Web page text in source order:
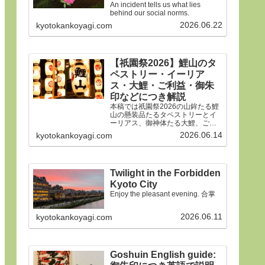
An incident tells us what lies
behind our social norms.
kyotokankoyagi.com 2026.06.22
【祇園祭2026】鯉山のタ
ペストリー・イーリア
ス・大鯉・ご利益・御朱
印などにつき解説
本稿では祇園祭2026の山鉾たる鯉
山の懸装品たるタペストリーとイ
ーリアス、御神体たる大鯉、ご利
益、御朱印などにつき詳細に解説
申しあげます。合掌
kyotokankoyagi.com 2026.06.14
Twilight in the Forbidden
Kyoto City
Enjoy the pleasant evening. 合掌
kyotokankoyagi.com 2026.06.11
Goshuin English guide: